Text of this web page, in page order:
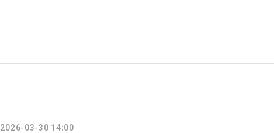
2026-03-30 14:00